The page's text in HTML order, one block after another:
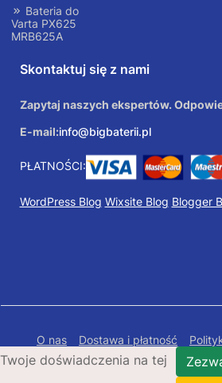
Bateria do
Varta PX625
MRB625A
Skontaktuj się z nami
Zapytaj naszych ekspertów.
E-mail:info@bigbaterii.pl
PŁATNOŚCI:
WordPress Blog Wixsite Blog Blogger
O nas Dostawa i płatność
Polityka prywatności
Twoje doświadczenia na tej